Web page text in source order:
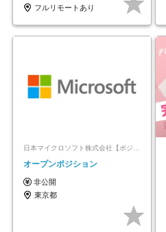
フルリモートあり
オープンポジション
非公開
東京都